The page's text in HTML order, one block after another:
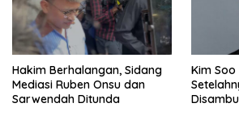
Hakim Berhalangan, Sidang
Mediasi Ruben Onsu dan
Sarwendah Ditunda
Kim